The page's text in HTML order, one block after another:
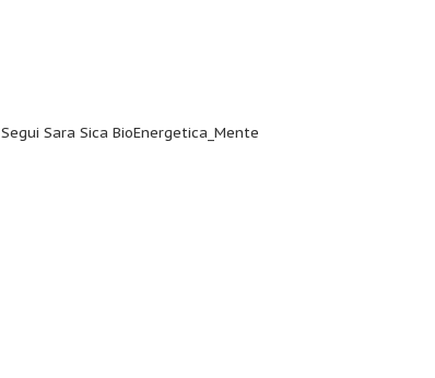
Segui Sara Sica BioEnergetica_Mente